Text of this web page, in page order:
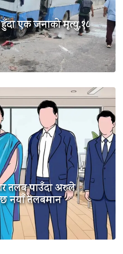
हुँदा एक जनाको मृत्यु,१८
तलब पाउँदा अरुले
नयाँ तलबमान